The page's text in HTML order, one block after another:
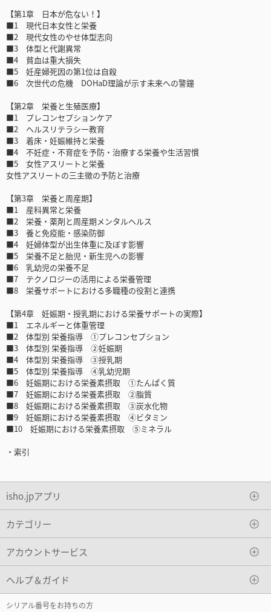
【第1章 日本が危ない！】
■1 現代日本女性と栄養
■2 現代女性のやせ体型志向
■3 体型と代謝異常
■4 貧血は重大損失
■5 妊産婦死因の第1位は自殺
■6 次世代の危機 DOHaD理論が示す未来への警鐘
【第2章 栄養と生殖医療】
■1 プレコンセプションケア
■2 ヘルスリテラシー教育
■3 着床・妊娠維持と栄養
■4 不妊症・不育症を予防・治療する栄養や生活習慣
■5 女性アスリートと栄養
女性アスリートの三主徴の予防と治療
【第3章 栄養と周産期】
■1 産科異常と栄養
■2 栄養・薬剤と周産期メンタルヘルス
■3 養と免疫能・感染防御
■4 妊婦体型が出生体重に及ぼす影響
■5 栄養不足と胎児・新生児への影響
■6 乳幼児の栄養不足
■7 テクノロジーの活用による栄養管理
■8 栄養サポートにおける多職種の役割と連携
【第4章 妊娠期・授乳期における栄養サポートの実際】
■1 エネルギーと体重管理
■2 体型別 栄養指導 ①プレコンセプション
■3 体型別 栄養指導 ②妊娠期
■4 体型別 栄養指導 ③授乳期
■5 体型別 栄養指導 ④乳幼児期
■6 妊娠期における栄養素摂取 ①たんぱく質
■7 妊娠期における栄養素摂取 ②脂質
■8 妊娠期における栄養素摂取 ③炭水化物
■9 妊娠期における栄養素摂取 ④ビタミン
■10 妊娠期における栄養素摂取 ⑤ミネラル
・索引
isho.jpアプリ
カテゴリー
アカウントサービス
ヘルプ＆ガイド
シリアル番号をお持ちの方